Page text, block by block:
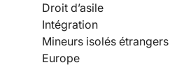
Droit d’asile
Intégration
Mineurs isolés étrangers
Europe